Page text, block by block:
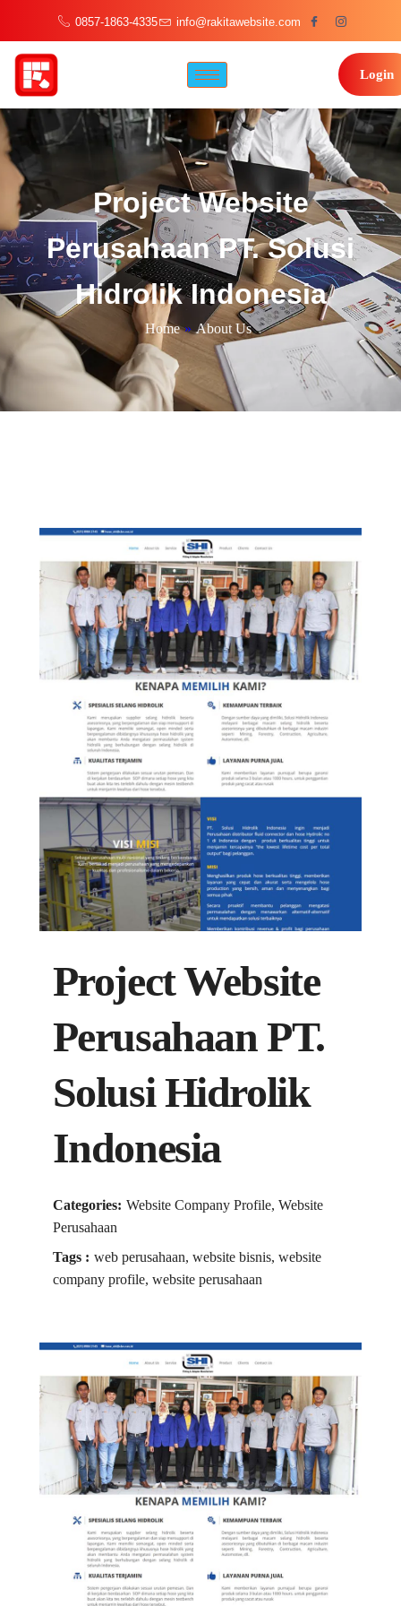
0857-1863-4335 info@rakitawebsite.com
Login
Project Website
Perusahaan PT. Solusi
Hidrolik Indonesia
Home » About Us
Project Website
Perusahaan PT.
Solusi Hidrolik
Indonesia
Categories: Website Company Profile, Website
Perusahaan
Tags : web perusahaan, website bisnis, website
company profile, website perusahaan